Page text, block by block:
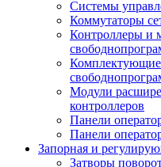
Системы
Коммутаторы
Контроллеры и
Комплектующие
Модули
контроллеров
Панели
Панели
Запорная и
Затворы